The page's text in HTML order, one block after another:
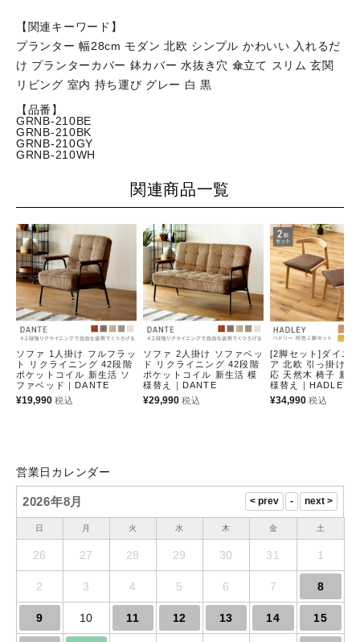
【関連キーワード】
プランター 幅28cm モダン 北欧 シンプル かわいい 入れるだ
け プランターカバー 鉢カバー 水抜き穴 傘立て スリム 玄関
リビング 室内 持ち運び グレー 白 黒
【品番】
GRNB-210BE
GRNB-210BK
GRNB-210GY
GRNB-210WH
関連商品一覧
ソファ 1人掛け フルフラッ
ト リクライニング 42段階
ポケットコイル 新生活 ソ
ファベッド｜DANTE
¥19,990 税込
ソファ 2人掛け ソファベッ
ド リクライニング 42段階
ポケットコイル 新生活 模
様替え｜DANTE
¥29,990 税込
[2脚セット]ダイニ
ア 北欧 引っ掛け
応 天然木 椅子 新
様替え｜HADLEY
¥34,990 税込
営業日カレンダー
2026年8月
日 月 火 水 木 金 土
26 27 28 29 30 31 1
2 3 4 5 6 7 8
9 10 11 12 13 14 15